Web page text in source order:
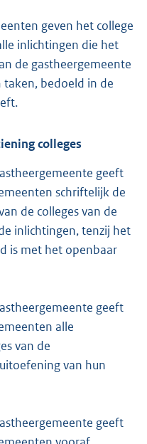
geven het college
inlichtingen die het
de gastheergemeente
bedoeld in de
colleges
geeft
schriftelijk de
de colleges van de
inlichtingen, tenzij het
is met het openbaar
geeft
alle
van de
van hun
geeft